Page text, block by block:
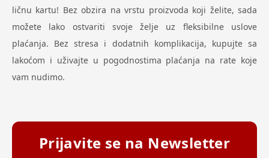
ličnu kartu! Bez obzira na vrstu proizvoda koji želite, sada
možete lako ostvariti svoje želje uz fleksibilne uslove
plaćanja. Bez stresa i dodatnih komplikacija, kupujte sa
lakoćom i uživajte u pogodnostima plaćanja na rate koje
vam nudimo.
Prijavite se na Newsletter